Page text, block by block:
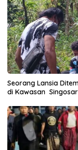
Seorang Lansia
di Kawasan